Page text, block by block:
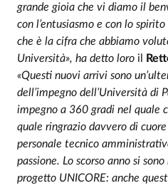
grande gioia che vi diamo il
con l’entusiasmo e con lo
che è la cifra che abbiamo
Università», ha detto loro il
«Questi nuovi arrivi sono
dell’impegno dell’Università di
impegno a 360 gradi nel quale
quale ringrazio davvero di
personale tecnico
passione. Lo scorso anno si
progetto UNICORE: anche